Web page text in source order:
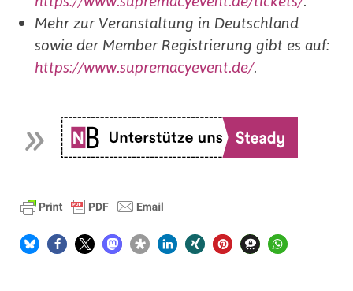
Mehr zur Veranstaltung in Deutschland
sowie der Member Registrierung gibt es auf:
https://www.supremacyevent.de/.